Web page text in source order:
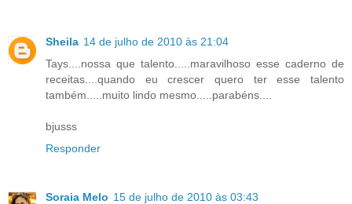
Sheila 14 de julho de 2010 às 21:04
Tays....nossa que talento.....maravilhoso esse caderno de
receitas....quando eu crescer quero ter esse talento
também.....muito lindo mesmo.....parabéns....
bjusss
Responder
Soraia Melo 15 de julho de 2010 às 03:43